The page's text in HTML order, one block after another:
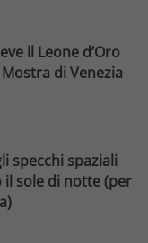
il Leone d’Oro
di Venezia
specchi spaziali
sole di notte (per